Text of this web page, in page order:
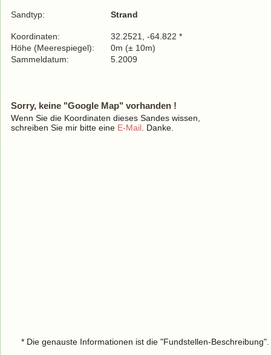
Sandtyp: Strand
Koordinaten:
32.2521, -64.822 *
Höhe (Meerespiegel):
0m (± 10m)
Sammeldatum:
5.2009
Sorry, keine "Google Map" vorhanden !
Wenn Sie die Koordinaten dieses Sandes wissen,
schreiben Sie mir bitte eine E-Mail . Danke.
* Die genauste Informationen ist die "Fundstellen-